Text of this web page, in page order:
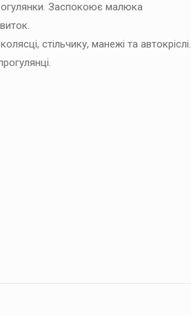
Заспокоює малюка
стільчику, манежі та автокріслі.